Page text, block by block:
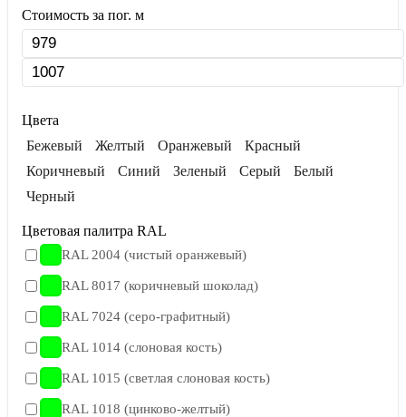
Стоимость за пог. м
Цвета
Бежевый
Желтый Оранжевый
Красный
Коричневый
Синий Зеленый Серый
Белый
Черный
Цветовая палитра RAL
RAL 2004 (чистый оранжевый)
RAL 8017 (коричневый шоколад)
RAL 7024 (серо-графитный)
RAL 1014 (слоновая кость)
RAL 1015 (светлая слоновая кость)
RAL 1018 (цинково-желтый)